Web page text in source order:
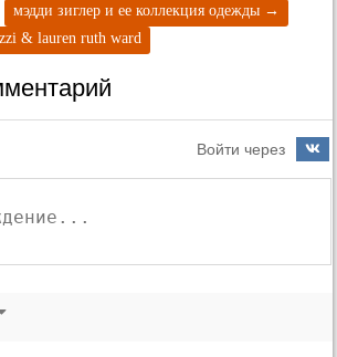
мэдди зиглер и ее коллекция одежды →
& lauren ruth ward
Войти через